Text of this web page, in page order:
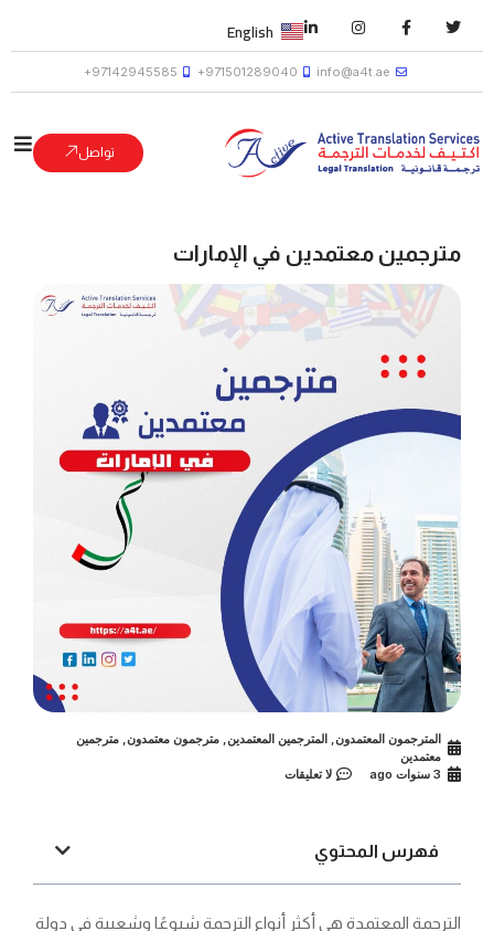
info@a4t.ae
971501289040+
97142945585+
English
تواصل
مترجمين معتمدين في الإمارات
المترجمون المعتمدون المترجمين المعتمدين مترجمون معتمدون مترجمين
معتمدين
3 سنوات ago
لا تعليقات
فهرس المحتوي
الترجمة المعتمدة هي أكثر أنواع الترجمة شيوعًا وشعبية في دولة